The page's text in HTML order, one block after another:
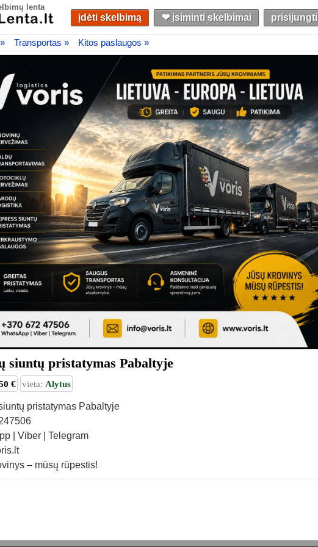
lenta
įdėti skelbimą ❤︎ įsiminti skelbimai prisijungti
Transportas » Kitos paslaugos »
siuntų pristatymas Pabaltyje
€ vieta: Alytus
pristatymas Pabaltyje
| Viber | Telegram
– mūsų rūpestis!